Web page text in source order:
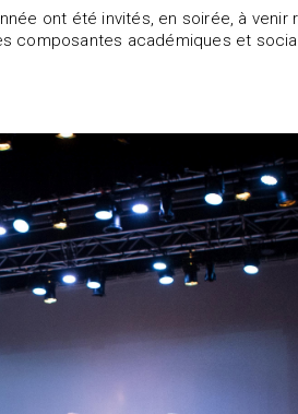
ont été invités, en soirée, à
composantes académiques et